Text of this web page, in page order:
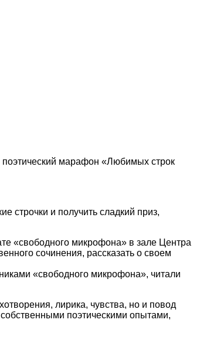
марафон «Любимых строк
строчки и получить сладкий приз,
«свободного микрофона» в зале Центра
сочинения, рассказать о своем
«свободного микрофона», читали
лирика, чувства, но и повод
поэтическими опытами,